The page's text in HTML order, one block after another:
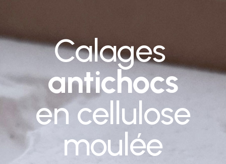
Calages
antichocs
en cellulose
moulée